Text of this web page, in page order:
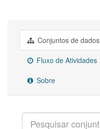
Conjuntos de dados
Fluxo de Atividades
Sobre